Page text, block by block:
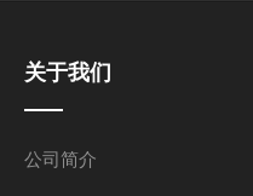
关于我们
公司简介